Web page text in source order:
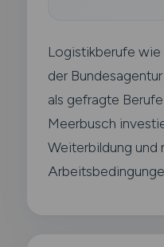
Logistikberufe
der
als gefragte
Meerbusch
Weiterbildung und